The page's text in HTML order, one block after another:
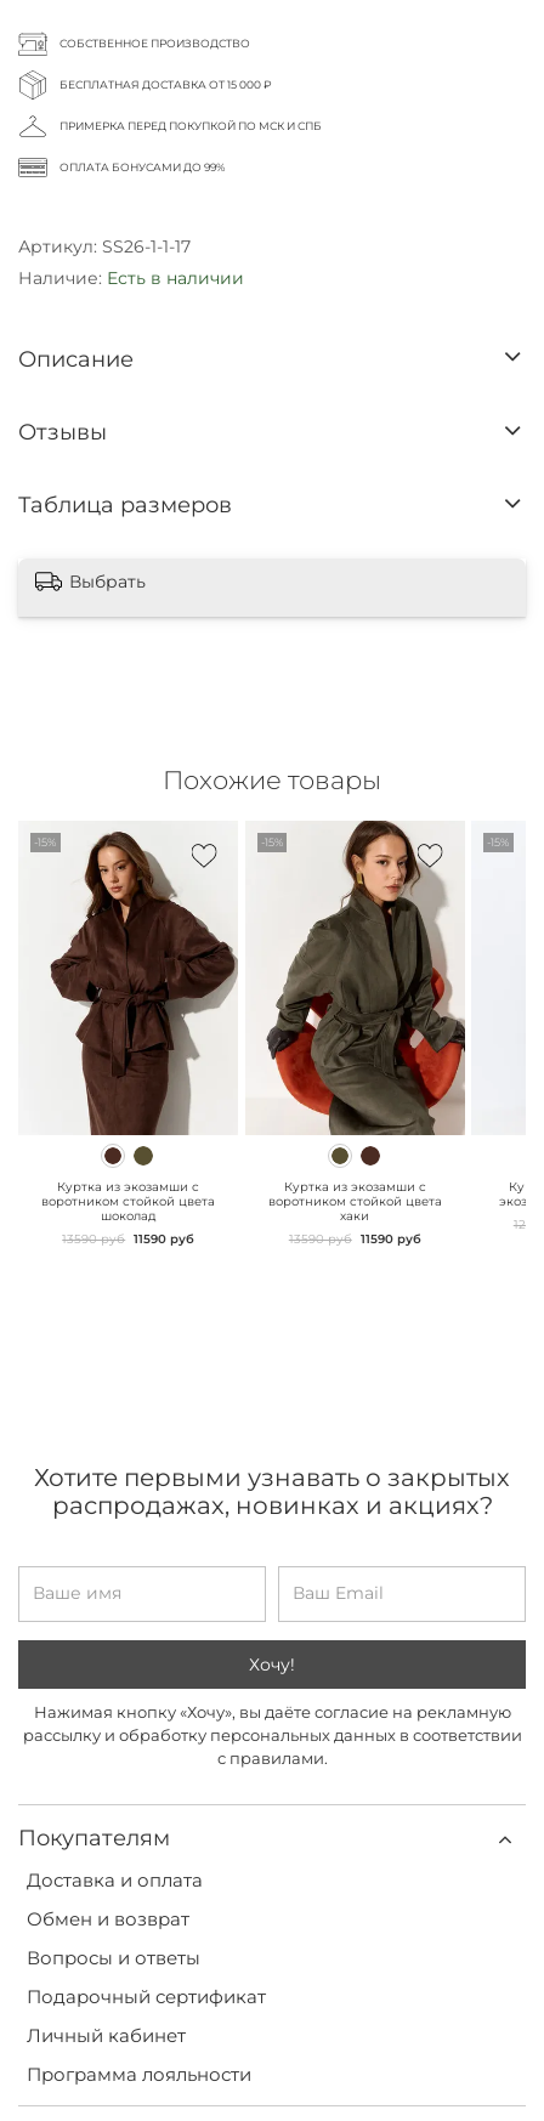
СОБСТВЕННОЕ ПРОИЗВОДСТВО
БЕСПЛАТНАЯ ДОСТАВКА ОТ 15 000 ₽
ПРИМЕРКА ПЕРЕД ПОКУПКОЙ ПО МСК И СПБ
ОПЛАТА БОНУСАМИ ДО 99%
Артикул: SS26-1-1-17
Наличие: Есть в наличии
Описание
Отзывы
Таблица размеров
Выбрать
Похожие товары
-15%
" class="js-prevent-
Куртка из экозамши с
воротником стойкой цвета
шоколад
13590 руб 11590 руб
-15%
" class="js-prevent-
Куртка из экозамши с
воротником стойкой цвета
хаки
13590 руб 11590 руб
-15%
Покупателям
Доставка и оплата
Обмен и возврат
Вопросы и ответы
Подарочный сертификат
Личный кабинет
Программа лояльности
Хотите первыми узнавать о закрытых
распродажах, новинках и акциях?
Хочу!
Нажимая кнопку «Хочу», вы даёте согласие на рекламную
рассылку и обработку персональных данных в соответствии
с правилами.